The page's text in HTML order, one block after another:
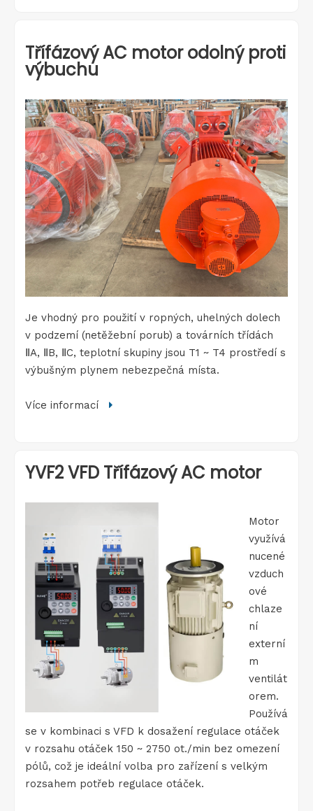
Třífázový AC motor odolný proti
výbuchu
Je vhodný pro použití v ropných, uhelných dolech
v podzemí (netěžební porub) a továrních třídách
ⅡA, ⅡB, ⅡC, teplotní skupiny jsou T1 ~ T4 prostředí s
výbušným plynem nebezpečná místa.
Více informací 
YVF2 VFD Třífázový AC motor
Motor
využívá
nucené
vzduch
ové
chlaze
ní
externí
m
ventilát
orem.
Používá
se v kombinaci s VFD k dosažení regulace otáček
v rozsahu otáček 150 ~ 2750 ot./min bez omezení
pólů, což je ideální volba pro zařízení s velkým
rozsahem potřeb regulace otáček.